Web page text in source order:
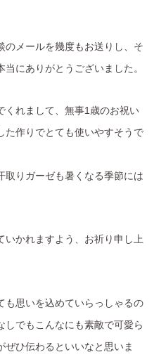
のメールを幾度もお送りし、そ
にありがとうございました。
くれまして、無事1歳のお祝い
た作りでとても使いやすそうで
取りガーゼも暑くなる季節には
いかれますよう、お祈り申し上
も思いを込めていらっしゃるの
しでもこんなにも素敵で可愛ら
ひ伝わるといいなと思いま